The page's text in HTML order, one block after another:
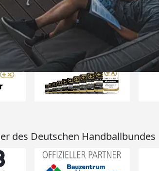
des Deutschen Handballbundes